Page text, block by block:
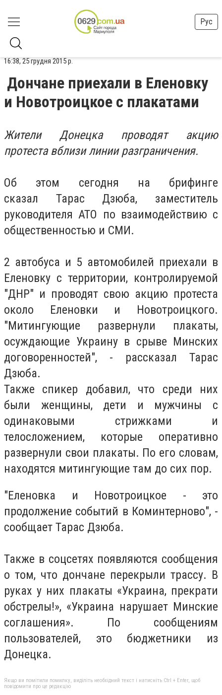
Рус
16:38, 25 грудня 2015 р.
Дончане приехали в Еленовку
и Новотроицкое с плакатами
Жители Донецка проводят акцию
протеста вблизи линии разграничения.
Об этом сегодня на брифинге
сказал Тарас Дзюба, заместитель
руководителя АТО по взаимодействию с
общественностью и СМИ.
2 автобуса и 5 автомобилей приехали в
Еленовку с территории, контролируемой
"ДНР" и проводят свою акцию протеста
около Еленовки и Новотроицкого.
"Митингующие развернули плакаты,
осуждающие Украину в срыве Минских
договоренностей", - рассказал Тарас
Дзюба.
Также спикер добавил, что среди них
были женщины, дети и мужчины с
одинаковыми стрижками и
телосложением, которые оперативно
развернули свои плакаты. По его словам,
находятся митингующие там до сих пор.
"Еленовка и Новотроицкое - это
продолжение событий в Коминтерново", -
сообщает Тарас Дзюба.
Также в соцсетях появляются сообщения
о том, что дончане перекрыли трассу. В
руках у них плакаты «Украина, прекрати
обстрелы!», «Украина нарушает Минские
соглашения». По сообщениям
пользователей, это бюджетники из
Донецка.
Якщо ви помітили помилку, виділіть необхідний текст і натисніть Ctrl + Enter, щоб
повідомити про це редакцію